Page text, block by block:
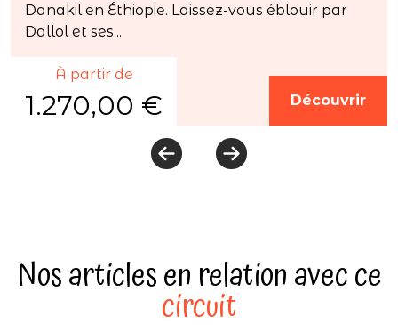
Danakil en Éthiopie. Laissez-vous éblouir par
Dallol et ses...
À partir de
1.270,00 € Découvrir
Nos articles en relation avec ce
circuit